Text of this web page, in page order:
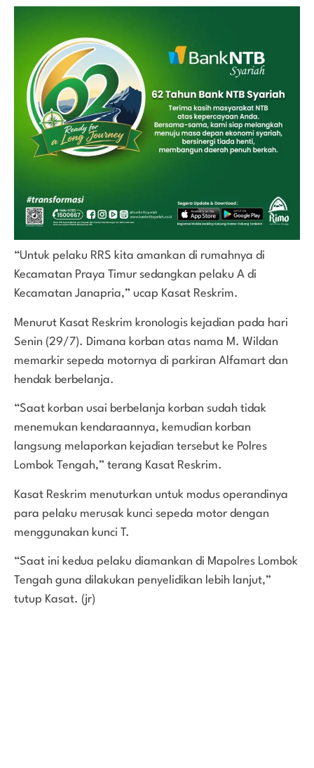
“Untuk pelaku RRS kita amankan di rumahnya di
Kecamatan Praya Timur sedangkan pelaku A di
Kecamatan Janapria,” ucap Kasat Reskrim.
Menurut Kasat Reskrim kronologis kejadian pada hari
Senin (29/7). Dimana korban atas nama M. Wildan
memarkir sepeda motornya di parkiran Alfamart dan
hendak berbelanja.
“Saat korban usai berbelanja korban sudah tidak
menemukan kendaraannya, kemudian korban
langsung melaporkan kejadian tersebut ke Polres
Lombok Tengah,” terang Kasat Reskrim.
Kasat Reskrim menuturkan untuk modus operandinya
para pelaku merusak kunci sepeda motor dengan
menggunakan kunci T.
“Saat ini kedua pelaku diamankan di Mapolres Lombok
Tengah guna dilakukan penyelidikan lebih lanjut,”
tutup Kasat. (jr)